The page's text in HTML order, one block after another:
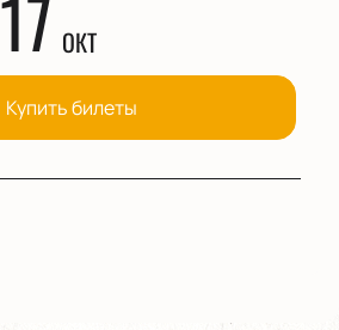
17 ОКТ
Купить билеты